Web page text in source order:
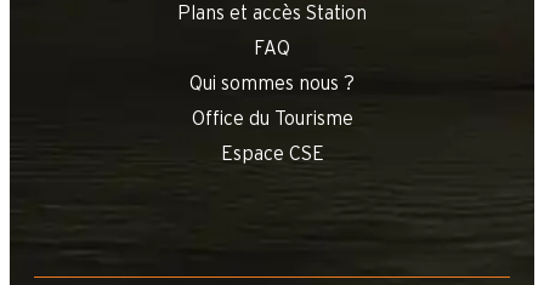
Plans et accès Station
FAQ
Qui sommes nous ?
Office du Tourisme
Espace CSE